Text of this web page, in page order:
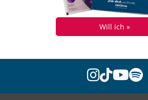
Will ich »
instagram
tiktok